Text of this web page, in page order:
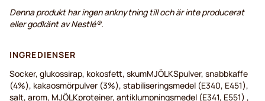
Denna produkt har ingen anknytning till och är inte producerat
eller godkänt av Nestlé®.
INGREDIENSER
Socker, glukossirap, kokosfett, skumMJÖLKSpulver, snabbkaffe
(4%), kakaosmörpulver (3%), stabiliseringsmedel (E340, E451),
salt, arom, MJÖLKproteiner, antiklumpningsmedel (E341, E551) ,